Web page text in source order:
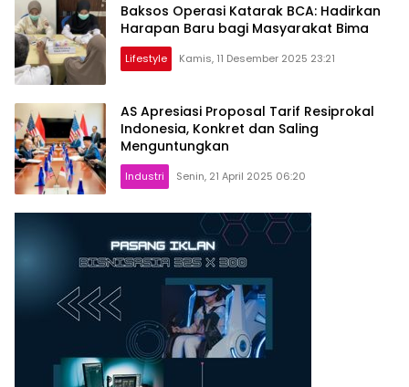
Baksos Operasi Katarak BCA: Hadirkan
Harapan Baru bagi Masyarakat Bima
Lifestyle Kamis, 11 Desember 2025 23:21
AS Apresiasi Proposal Tarif Resiprokal
Indonesia, Konkret dan Saling
Menguntungkan
Industri Senin, 21 April 2025 06:20